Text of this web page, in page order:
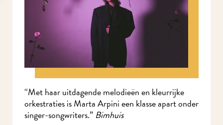
“Met haar uitdagende melodieën en kleurrijke
orkestraties is Marta Arpini een klasse apart
onder singer-songwriters.”Bimhuis